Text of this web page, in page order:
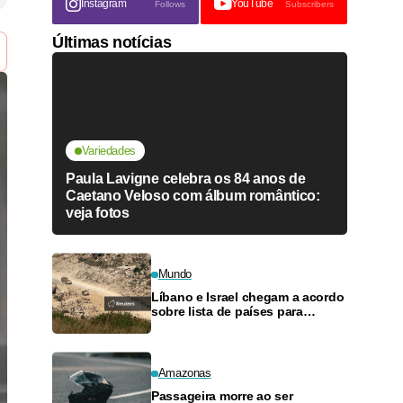
Instagram Follows YouTube Subscribers
Últimas notícias
Variedades
Paula Lavigne celebra os 84 anos de
Caetano Veloso com álbum romântico:
veja fotos
Mundo
Líbano e Israel chegam a acordo
sobre lista de países para
Amazonas
Passageira morre ao ser